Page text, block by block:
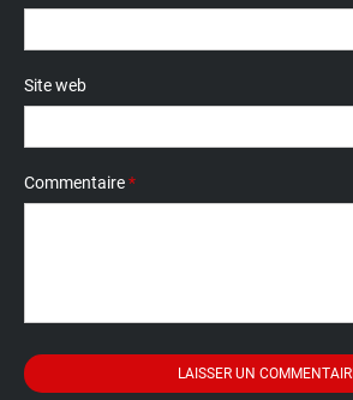
Site web
Commentaire*